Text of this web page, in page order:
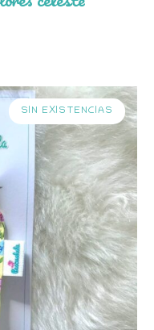
SIN EXISTENCIAS